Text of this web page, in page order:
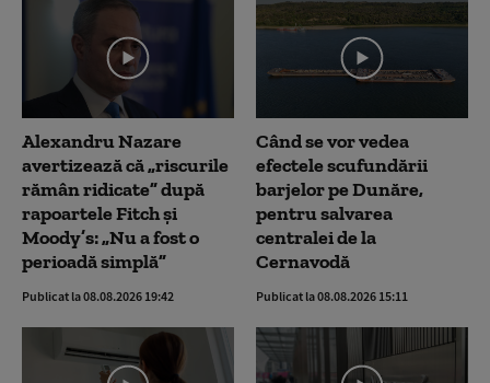
Alexandru Nazare
avertizează că „riscurile
rămân ridicate” după
rapoartele Fitch și
Moody’s: „Nu a fost o
perioadă simplă”
Publicat la 08.08.2026 19:42
Când se vor vedea
efectele scufundării
barjelor pe Dunăre,
pentru salvarea
centralei de la
Cernavodă
Publicat la 08.08.2026 15:11